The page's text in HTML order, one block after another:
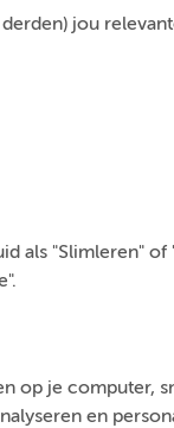
jou
als "Slimleren"
op je computer,
en